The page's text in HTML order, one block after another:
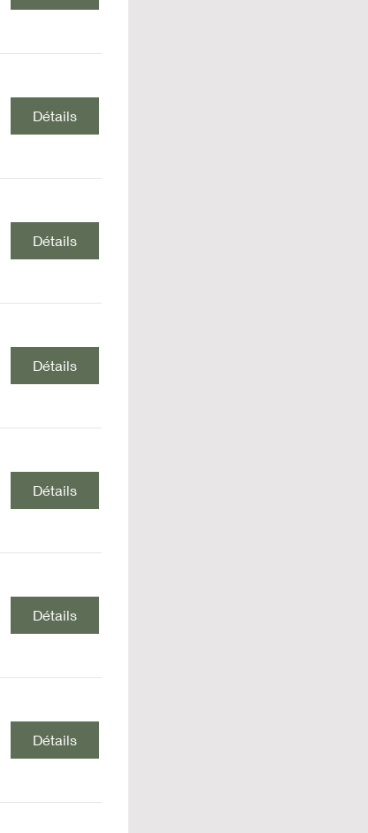
Détails
Détails
Détails
Détails
Détails
Détails